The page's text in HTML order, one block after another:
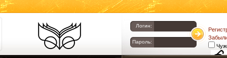
Логин:
Пароль: